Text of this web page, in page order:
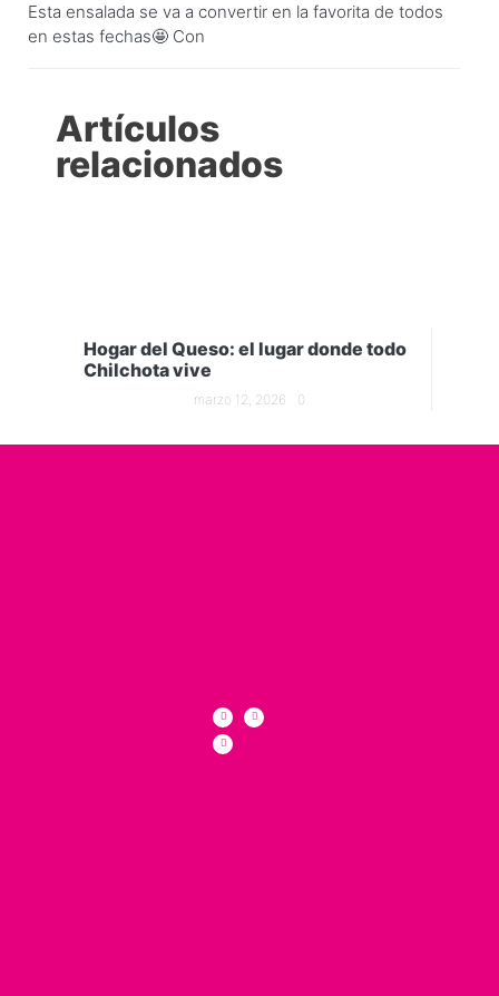
Esta ensalada se va a convertir en la favorita de todos
en estas fechas🤩 Con
Artículos
relacionados
Hogar del Queso: el lugar donde todo
Chilchota vive
marzo 12, 2026 0